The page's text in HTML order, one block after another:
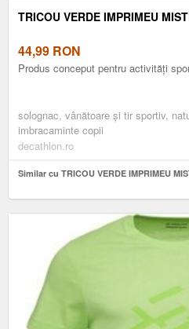
TRICOU VERDE IMPRIMEU
44,99 RON
Produs conceput pentru activități
solognac, vânătoare și tir sportiv,
imbracaminte copii
decathlon.ro
Similar cu TRICOU VERDE IMPRIMEU